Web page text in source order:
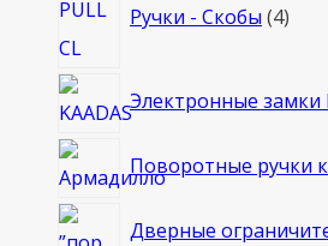
Ручки - Скобы 4
Электронные замки
Поворотные ручки
Дверные